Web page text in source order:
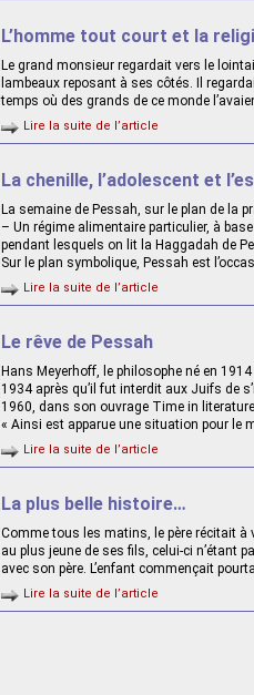
L’homme tout court et la
Le grand monsieur regardait vers le
lambeaux reposant à ses côtés. Il
temps où des grands de ce monde
Lire la suite de l’article
La chenille, l’adolescent et
La semaine de Pessah, sur le plan de la
– Un régime alimentaire particulier, à
pendant lesquels on lit la Haggadah de
Sur le plan symbolique, Pessah est
Lire la suite de l’article
Le rêve de Pessah
Hans Meyerhoff, le philosophe né en
1934 après qu’il fut interdit aux Juifs de
1960, dans son ouvrage Time in
« Ainsi est apparue une situation pour le
Lire la suite de l’article
La plus belle histoire…
Comme tous les matins, le père récitait à
au plus jeune de ses fils, celui-ci n’étant
avec son père. L’enfant commençait
Lire la suite de l’article